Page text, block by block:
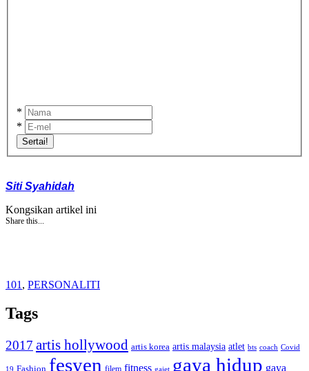
*
*
Sertai!
Siti Syahidah
Kongsikan artikel ini
Share this...
101 , PERSONALITI
Tags
2017 artis hollywood artis korea artis malaysia atlet bts coach Covid
19 fesyen fitness gajet gaya hidup gaya